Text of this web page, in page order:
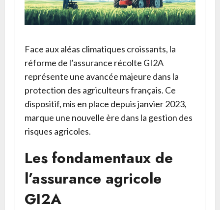
Face aux aléas climatiques croissants, la
réforme de l’assurance récolte GI2A
représente une avancée majeure dans la
protection des agriculteurs français. Ce
dispositif, mis en place depuis janvier 2023,
marque une nouvelle ère dans la gestion des
risques agricoles.
Les fondamentaux de
l’assurance agricole
GI2A